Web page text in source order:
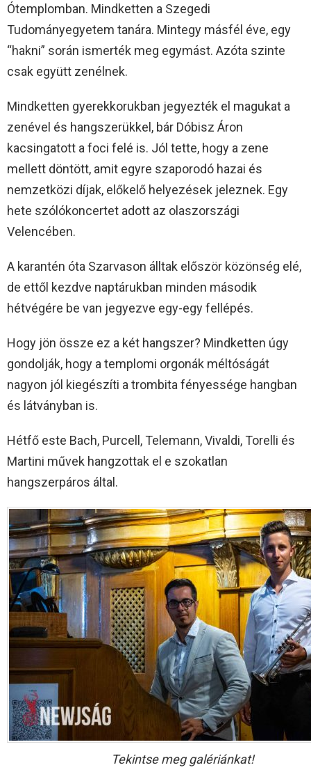
Ótemplomban. Mindketten a Szegedi
Tudományegyetem tanára. Mintegy másfél éve, egy
“hakni” során ismerték meg egymást. Azóta szinte
csak együtt zenélnek.
Mindketten gyerekkorukban jegyezték el magukat a
zenével és hangszerükkel, bár Dóbisz Áron
kacsingatott a foci felé is. Jól tette, hogy a zene
mellett döntött, amit egyre szaporodó hazai és
nemzetközi díjak, előkelő helyezések jeleznek. Egy
hete szólókoncertet adott az olaszországi
Velencében.
A karantén óta Szarvason álltak először közönség elé,
de ettől kezdve naptárukban minden második
hétvégére be van jegyezve egy-egy fellépés.
Hogy jön össze ez a két hangszer? Mindketten úgy
gondolják, hogy a templomi orgonák méltóságát
nagyon jól kiegészíti a trombita fényessége hangban
és látványban is.
Hétfő este Bach, Purcell, Telemann, Vivaldi, Torelli és
Martini művek hangzottak el e szokatlan
hangszerpáros által.
Tekintse meg galériánkat!